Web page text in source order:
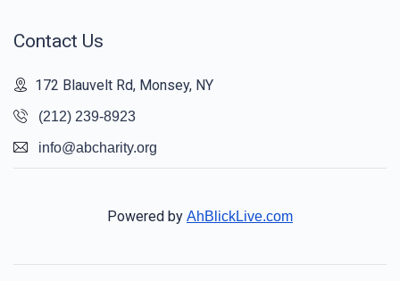
Contact Us
172 Blauvelt Rd, Monsey, NY
(212) 239-8923
info@abcharity.org
Powered by AhBlickLive.com